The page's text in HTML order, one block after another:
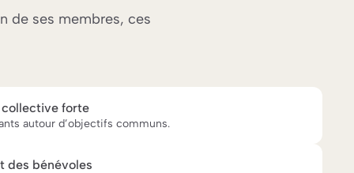
de ses membres, ces
collective forte
autour d’objectifs communs.
des bénévoles